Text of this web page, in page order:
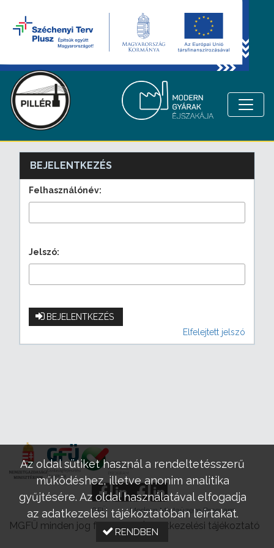
BEJELENTKEZÉS
Felhasználónév:
Jelszó:
BEJELENTKEZÉS
Elfelejtett jelszó
GFÜ Modern Mintaüzem Program
MGFÜ minden jog fenntartva |Adatkezelési tájékoztató
Az oldal sütiket használ a rendeltetésszerű
működéshez, illetve anonim analitika
gyűjtésére. Az oldal használatával elfogadja
az adatkezelési tájékoztatóban leírtakat.
RENDBEN